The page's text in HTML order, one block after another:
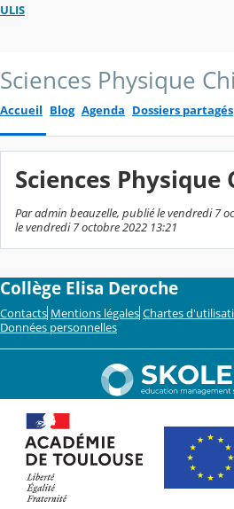
ULIS
Sciences Physique
Accueil Blog Agenda Dossiers partagés
Sciences Physique
Par admin beauzelle, publié le vendredi 7
le vendredi 7 octobre 2022 13:21
Collège Elisa Deroche
Contacts Mentions légales Chartes
Données personnelles